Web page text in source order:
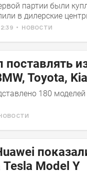
партии были
в дилерские
НОВОСТИ
Toyota,
180
Model Y